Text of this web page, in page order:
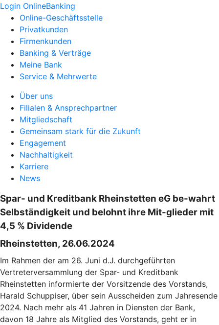
Login OnlineBanking
Online-Geschäftsstelle
Privatkunden
Firmenkunden
Banking & Verträge
Meine Bank
Service & Mehrwerte
Über uns
Filialen & Ansprechpartner
Mitgliedschaft
Gemeinsam stark für die Zukunft
Engagement
Nachhaltigkeit
Karriere
News
Spar- und Kreditbank Rheinstetten eG be-wahrt
Selbständigkeit und belohnt ihre Mit-glieder mit
4,5 % Dividende
Rheinstetten, 26.06.2024
Im Rahmen der am 26. Juni d.J. durchgeführten
Vertreterversammlung der Spar- und Kreditbank
Rheinstetten informierte der Vorsitzende des Vorstands,
Harald Schuppiser, über sein Ausscheiden zum Jahresende
2024. Nach mehr als 41 Jahren in Diensten der Bank,
davon 18 Jahre als Mitglied des Vorstands, geht er in